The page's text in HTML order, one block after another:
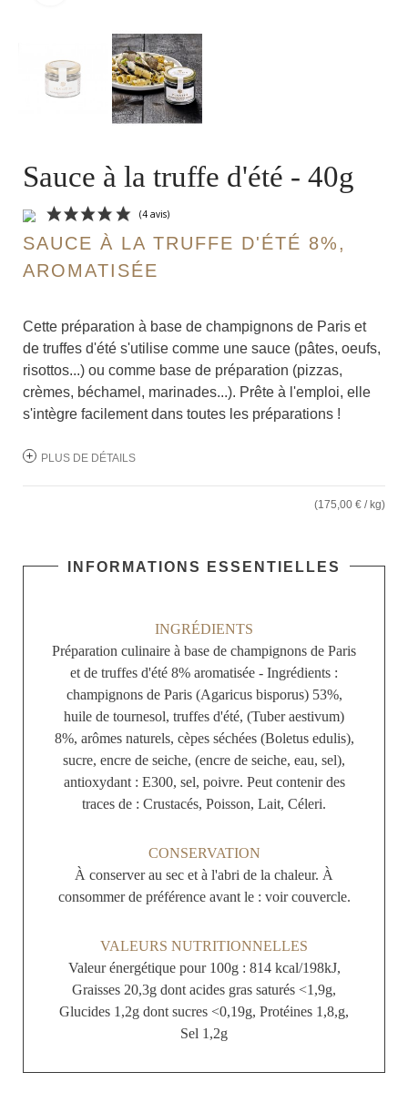
Sauce à la truffe d'été - 40g
(4 avis)
SAUCE À LA TRUFFE D'ÉTÉ 8%,
AROMATISÉE
Cette préparation à base de champignons de Paris et
de truffes d'été s'utilise comme une sauce (pâtes, oeufs,
risottos...) ou comme base de préparation (pizzas,
crèmes, béchamel, marinades...). Prête à l'emploi, elle
s'intègre facilement dans toutes les préparations !
PLUS DE DÉTAILS
(175,00 € / kg)
INFORMATIONS ESSENTIELLES
INGRÉDIENTS
Préparation culinaire à base de champignons de Paris
et de truffes d'été 8% aromatisée - Ingrédients :
champignons de Paris (Agaricus bisporus) 53%,
huile de tournesol, truffes d'été, (Tuber aestivum)
8%, arômes naturels, cèpes séchées (Boletus edulis),
sucre, encre de seiche, (encre de seiche, eau, sel),
antioxydant : E300, sel, poivre. Peut contenir des
traces de : Crustacés, Poisson, Lait, Céleri.
CONSERVATION
À conserver au sec et à l'abri de la chaleur. À
consommer de préférence avant le : voir couvercle.
VALEURS NUTRITIONNELLES
Valeur énergétique pour 100g : 814 kcal/198kJ,
Graisses 20,3g dont acides gras saturés <1,9g,
Glucides 1,2g dont sucres <0,19g, Protéines 1,8,g,
Sel 1,2g